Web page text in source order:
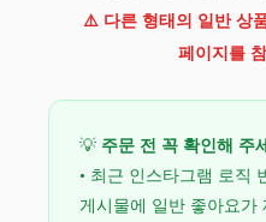
⚠️ 다른 형태의 일반 상
페이지를
💡 주문 전 꼭 확인해 주
• 최근 인스타그램 로직
게시물에 일반 좋아요가